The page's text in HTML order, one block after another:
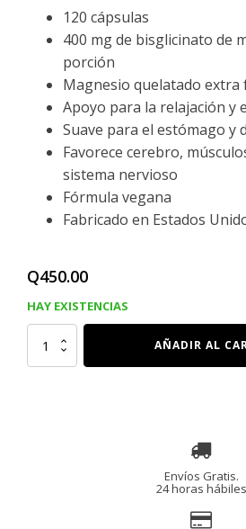
120 cápsulas
400 mg de bisglicinato de
porción
Magnesio quelatado extra
Apoyo para la relajación y
Suave para el estómago y
Favorece cerebro,
sistema nervioso
Fórmula vegana
Fabricado en Estados
Q450.00
HAY EXISTENCIAS
BISGLICINATO
400
AÑADIR AL
Envíos Gratis.
24 horas